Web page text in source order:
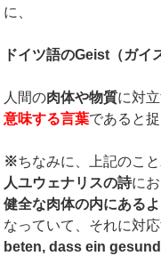
に、
ドイツ語のGeist （ガイ
人間の肉体や物質に対
意味する言葉であると
※ちなみに、上記のこ
人ユウェナリスの詩に
健全な肉体の内にある
なっていて、それに対
beten, dass ein